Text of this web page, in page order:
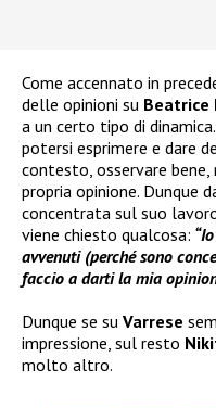
Come accennato in
delle opinioni su Beatrice
a un certo tipo di
potersi esprimere e dare
contesto, osservare
propria opinione. Dunque
concentrata sul suo
viene chiesto qualcosa:
avvenuti (perché sono
faccio a darti la mia
Dunque se su Varrese
impressione, sul resto
molto altro.